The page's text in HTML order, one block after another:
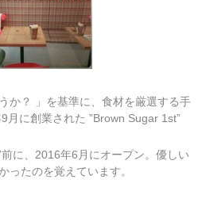
か？ 」を基準に、食材を厳選する手
月に創業された ”Brown Sugar 1st”
に、2016年6月にオープン。優しい
ったのを覚えています。